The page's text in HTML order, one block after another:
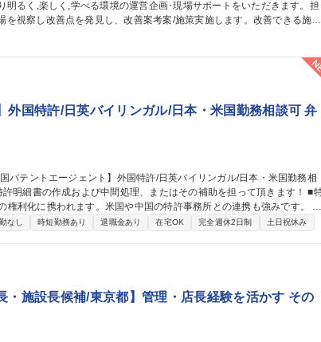
を視察し改善点を発見し、改善案考案/施策実施します。改善できる施設
スに関する保護者･学校･自治体からの問い合わせ対応 ■採用支援/新拠
外国特許/日英バイリンガル/日本・米国勤務相談可 弁
利化に携われます。米国や中国の特許事務所との連携も強みです。 発
などをクライアントメーカーなどからのヒアリングをもとに明細書を
ーから定期的に表彰されるなど高い評価を受けております。 募集職
/日英バイリンガル/日本・米国勤務相談可
なし 時短勤務あり 退職金あり 在宅OK 完全週休2日制 土日祝休み
・施設長候補/東京都】管理・店長経験を活かす その